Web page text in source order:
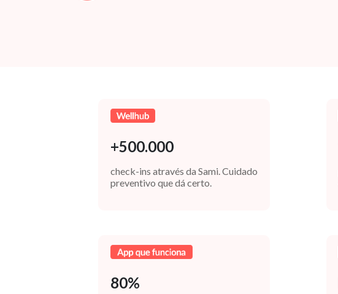
+500.000
check-ins através da Sami. Cuidado
preventivo que dá certo.
80%